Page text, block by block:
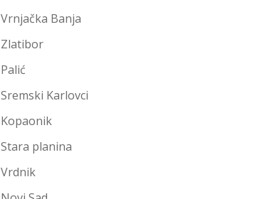
Vrnjačka Banja
Zlatibor
Palić
Sremski Karlovci
Kopaonik
Stara planina
Vrdnik